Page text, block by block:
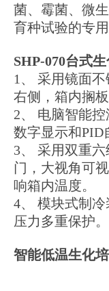
菌、霉菌、微
育种试验的专用
SHP-070台式
1、
采用镜面
右侧，箱内搁板
2、
电脑智能
数字显示和PID
3、
采用双重
门，大视角可
响箱内温度。
4、
模块式制
压力多重保护。
智能低温生化